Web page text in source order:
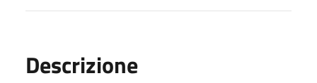
Descrizione